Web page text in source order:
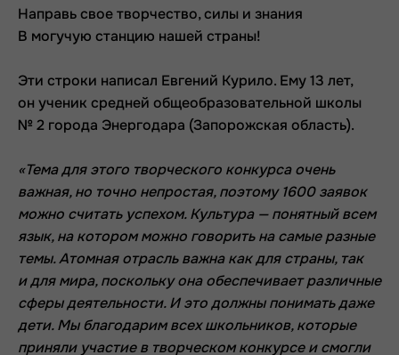
Направь свое творчество, силы и знания
В могучую станцию нашей страны!
Эти строки написал Евгений Курило. Ему 13 лет,
он ученик средней общеобразовательной школы
№ 2 города Энергодара (Запорожская область).
«Тема для этого творческого конкурса очень
важная, но точно непростая, поэтому 1600 заявок
можно считать успехом. Культура — понятный всем
язык, на котором можно говорить на самые разные
темы. Атомная отрасль важна как для страны, так
и для мира, поскольку она обеспечивает различные
сферы деятельности. И это должны понимать даже
дети. Мы благодарим всех школьников, которые
приняли участие в творческом конкурсе и смогли